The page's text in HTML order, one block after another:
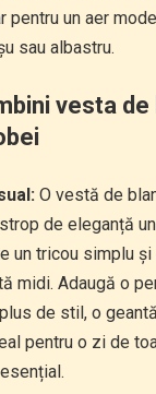
pentru un aer
sau albastru.
vesta de
O vestă de
de eleganță
un tricou simplu
midi. Adaugă o
de stil, o
pentru o zi de